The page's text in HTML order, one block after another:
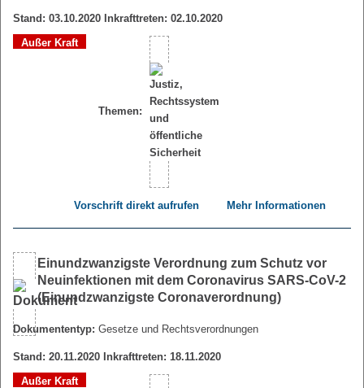
Stand: 03.10.2020 Inkrafttreten: 02.10.2020
Außer Kraft
Themen:
Vorschrift direkt aufrufen Mehr Informationen
Einundzwanzigste Verordnung zum Schutz vor
Neuinfektionen mit dem Coronavirus SARS-CoV-2
(Einundzwanzigste Coronaverordnung)
Dokumententyp: Gesetze und Rechtsverordnungen
Stand: 20.11.2020 Inkrafttreten: 18.11.2020
Außer Kraft